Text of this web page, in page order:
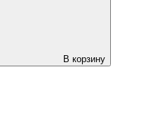
В корзину